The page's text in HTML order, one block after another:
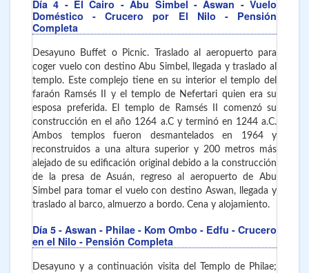
Día 4 - El Cairo - Abu Simbel - Aswan - Vuelo
Doméstico - Crucero por El Nilo - Pensión
Completa
Desayuno Buffet o Picnic. Traslado al aeropuerto para
coger vuelo con destino Abu Simbel, llegada y traslado al
templo. Este complejo tiene en su interior el templo del
faraón Ramsés II y el templo de Nefertari quien era su
esposa preferida. El templo de Ramsés II comenzó su
construcción en el año 1264 a.C y terminó en 1244 a.C.
Ambos templos fueron desmantelados en 1964 y
reconstruidos a una altura superior y 200 metros más
alejado de su edificación original debido a la construcción
de la presa de Asuán, regreso al aeropuerto de Abu
Simbel para tomar el vuelo con destino Aswan, llegada y
traslado al barco, almuerzo a bordo. Cena y alojamiento.
Día 5 - Aswan - Philae - Kom Ombo - Edfu - Crucero
en el Nilo - Pensión Completa
Desayuno y a continuación visita del Templo de Philae;